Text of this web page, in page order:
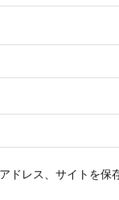
ドレス、サイトを保